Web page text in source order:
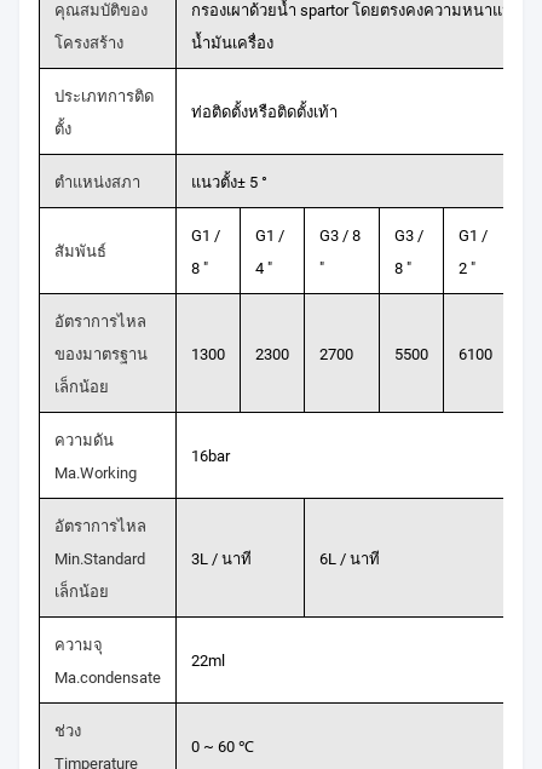
คุณสมบัติของ
โครงสร้าง
กรองเผาด้วยน้ำ spartor โดยตรงคงความหนาแน่นข
น้ำมันเครื่อง
ประเภทการติด
ตั้ง
ท่อติดตั้งหรือติดตั้งเท้า
ตำแหน่งสภา แนวตั้ง± 5 °
สัมพันธ์
G1 /
8 "
G1 /
4 "
G3 / 8
"
G3 /
8 "
G1 /
2 "
อัตราการไหล
ของมาตรฐาน
เล็กน้อย
1300 2300 2700 5500 6100
ความดัน
Ma.Working
16bar
อัตราการไหล
Min.Standard
เล็กน้อย
3L / นาที 6L / นาที
ความจุ
Ma.condensate
22ml
ช่วง
Timperature
0 ~ 60 ℃